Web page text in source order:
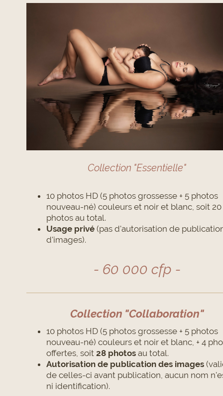
Collection "Essentielle"
10 photos HD (5 photos grossesse + 5 photos
nouveau-né) couleurs et noir et blanc, soit 20
photos au total.
Usage privé(pas d'autorisation de
d'images).
- 60 000 cfp -
Collection "Collaboration"
10 photos HD(5 photos grossesse + 5 photos
nouveau-né) couleurs et noir et blanc, + 4
offertes, soit 28 photosau total.
Autorisation de publication des images
de celles-ci avant publication, aucun nom
ni identification).